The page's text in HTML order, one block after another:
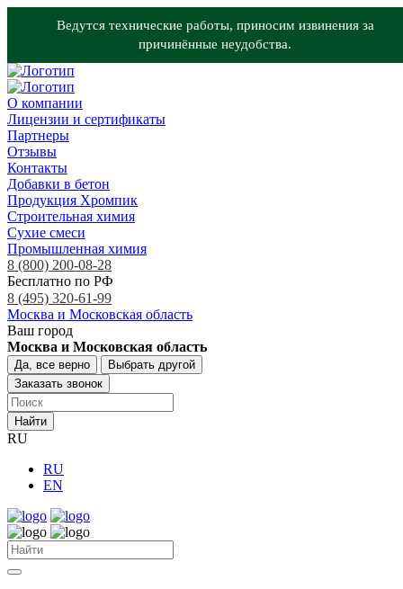
Ведутся технические работы, приносим извинения за
причинённые неудобства.
О компании
Лицензии и сертификаты
Партнеры
Отзывы
Контакты
Добавки в бетон
Продукция Хромпик
Строительная химия
Сухие смеси
Промышленная химия
8 (800) 200-08-28
Бесплатно по РФ
8 (495) 320-61-99
Москва и Московская область
Ваш город
Москва и Московская область
Да, все верно
Выбрать другой
Заказать звонок
Найти
RU
RU
EN